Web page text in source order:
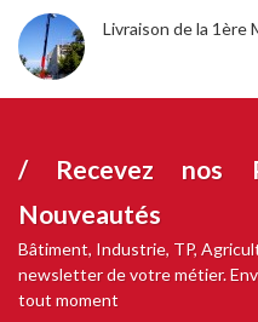
Livraison de la 1ère
/ Recevez nos
Nouveautés
Bâtiment, Industrie, TP,
newsletter de votre métier.
tout moment